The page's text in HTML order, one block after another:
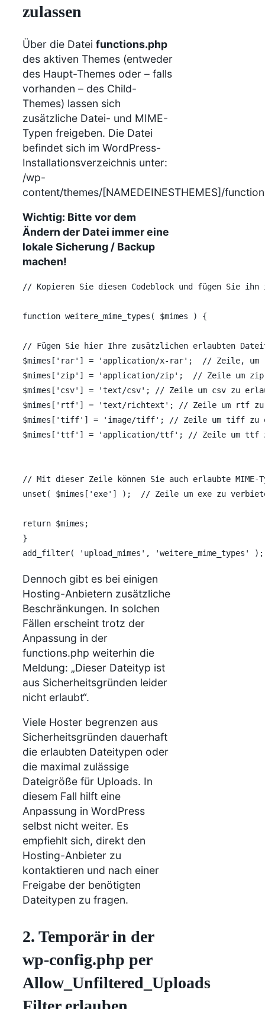
zulassen
Über die Datei functions.php
des aktiven Themes (entweder
des Haupt-Themes oder – falls
vorhanden – des Child-
Themes) lassen sich
zusätzliche Datei- und MIME-
Typen freigeben. Die Datei
befindet sich im WordPress-
Installationsverzeichnis unter:
/wp-
content/themes/[NAMEDEINESTHEMES]/
Wichtig: Bitte vor dem
Ändern der Datei immer eine
lokale Sicherung / Backup
machen!
// Kopieren Sie diesen Codeblock und fügen Sie ihn
function weitere_mime_types( $mimes ) {
// Fügen Sie hier Ihre zusätzlichen erlaubten
$mimes['rar'] = 'application/x-rar';  // Zeile, um
$mimes['zip'] = 'application/zip';  // Zeile um zip
$mimes['csv'] = 'text/csv'; // Zeile um csv zu
$mimes['rtf'] = 'text/richtext'; // Zeile um rtf zu
$mimes['tiff'] = 'image/tiff'; // Zeile um tiff zu
$mimes['ttf'] = 'application/ttf'; // Zeile um ttf
// Mit dieser Zeile können Sie auch erlaubte MIME-
unset( $mimes['exe'] );  // Zeile um exe zu
return $mimes;
}
add_filter( 'upload_mimes', 'weitere_mime_types' );
Dennoch gibt es bei einigen
Hosting-Anbietern zusätzliche
Beschränkungen. In solchen
Fällen erscheint trotz der
Anpassung in der
functions.php weiterhin die
Meldung: „Dieser Dateityp ist
aus Sicherheitsgründen leider
nicht erlaubt“.
Viele Hoster begrenzen aus
Sicherheitsgründen dauerhaft
die erlaubten Dateitypen oder
die maximal zulässige
Dateigröße für Uploads. In
diesem Fall hilft eine
Anpassung in WordPress
selbst nicht weiter. Es
empfiehlt sich, direkt den
Hosting-Anbieter zu
kontaktieren und nach einer
Freigabe der benötigten
Dateitypen zu fragen.
2. Temporär in der
wp-config.php per
Allow_Unfiltered_Uploads